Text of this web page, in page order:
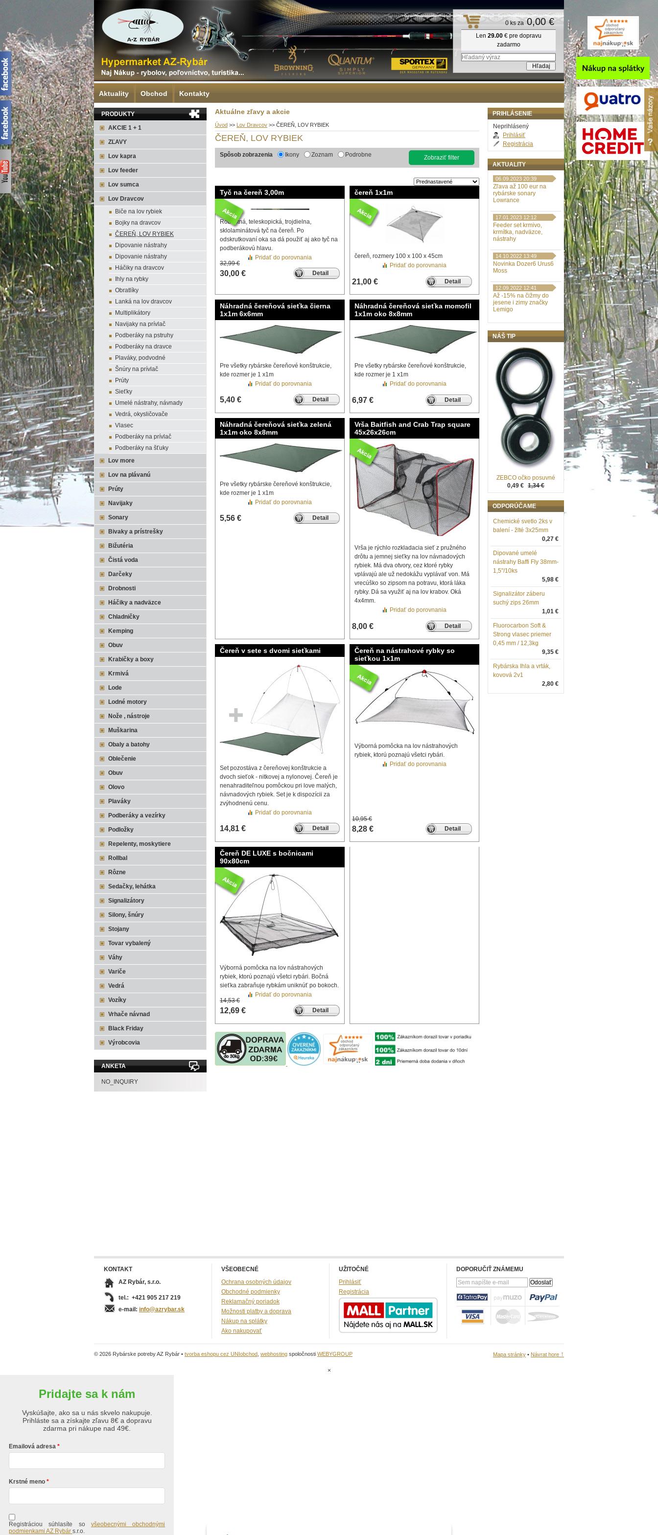
Aktuálne zľavy a akcie
Úvod >> Lov Dravcov >> ČEREŇ, LOV RYBIEK
ČEREŇ, LOV RYBIEK
Spôsob zobrazenia Ikony Zoznam Podrobne Zobraziť filter
Tyč na čereň 3,00m
Robustná, teleskopická, trojdielna,
sklolaminátová tyč na čereň. Po
odskrutkovaní oka sa dá použiť aj ako tyč na
podberákovú hlavu.
32,99 €
30,00 € Detail
Pridať do porovnania
čereň 1x1m
čereň, rozmery 100 x 100 x 45cm
21,00 € Detail
Pridať do porovnania
Náhradná čereňová sieťka čierna
1x1m 6x6mm
Pre všetky rybárske čereňové konštrukcie,
kde rozmer je 1 x1m
5,40 € Detail
Pridať do porovnania
Náhradná čereňová sieťka momofil
1x1m oko 8x8mm
Pre všetky rybárske čereňové konštrukcie,
kde rozmer je 1 x1m
6,97 € Detail
Pridať do porovnania
Náhradná čereňová sieťka zelená
1x1m oko 8x8mm
Pre všetky rybárske čereňové konštrukcie,
kde rozmer je 1 x1m
5,56 € Detail
Pridať do porovnania
Vrša Baitfish and Crab Trap square
45x26x26cm
Vrša je rýchlo rozkladacia sieť z pružného
drôtu a jemnej sieťky na lov návnadových
rybiek. Má dva otvory, cez ktoré rybky
vplávajú ale už nedokážu vyplávať von. Má
vrecúško so zipsom na potravu, ktorá láka
rybky. Dá sa využiť aj na lov krabov. Oká
4x4mm.
8,00 € Detail
Pridať do porovnania
Čereň v sete s dvomi sieťkami
Set pozostáva z čereňovej konštrukcie a
dvoch sieťok - nitkovej a nylonovej. Čereň je
nenahraditeľnou pomôckou pri love malých,
návnadových rybiek. Set je k dispozícii za
zvýhodnenú cenu.
14,81 € Detail
Pridať do porovnania
Čereň na nástrahové rybky so
sieťkou 1x1m
Výborná pomôcka na lov nástrahových
rybiek, ktorú poznajú všetci rybári.
10,95 €
8,28 € Detail
Pridať do porovnania
Čereň DE LUXE s bočnicami
90x80cm
Výborná pomôcka na lov nástrahových
rybiek, ktorú poznajú všetci rybári. Bočná
sieťka zabraňuje rybkám uniknúť po bokoch.
14,53 €
12,69 € Detail
Pridať do porovnania
PRODUKTY
AKCIE 1 + 1
ZĽAVY
Lov kapra
Lov feeder
Lov sumca
Lov Dravcov
Biče na lov rybiek
Bojky na dravcov
ČEREŇ, LOV RYBIEK
Dipovanie nástrahy
Dipovanie nástrahy
Háčiky na dravcov
Ihly na rybky
Obratlíky
Lanká na lov dravcov
Multiplikátory
Navijaky na prívlač
Podberáky na pstruhy
Podberáky na dravce
Plaváky, podvodné
Šnúry na prívlač
Prúty
Sieťky
Umelé nástrahy, návnady
Vedrá, okysličovače
Vlasec
Podberáky na prívlač
Podberáky na šťuky
Lov more
Lov na plávanú
Prúty
Navijaky
Sonary
Bivaky a prístrešky
Bižutéria
Čistá voda
Darčeky
Drobnosti
Háčiky a nadväzce
Chladničky
Kemping
Obuv
Krabičky a boxy
Krmivá
Lode
Lodné motory
Nože , nástroje
Muškarina
Obaly a batohy
Oblečenie
Obuv
Olovo
Plaváky
Podberáky a vezírky
Podložky
Repelenty, moskytiere
Rollbal
Rôzne
Sedačky, lehátka
Signalizátory
Silony, šnúry
Stojany
Tovar vybalený
Váhy
Variče
Vedrá
Vozíky
Vrhače návnad
Black Friday
Výrobcovia
ANKETA
NO_INQUIRY
PRIHLÁSENIE
Neprihlásený
Prihlásiť
Registrácia
AKTUALITY
06.09.2023 20:39
Zľava až 100 eur na
rybárske sonary
Lowrance
17.01.2023 12:12
Feeder set krmivo,
krmítka, nadväzce,
nástrahy
14.10.2022 13:49
Novinka Dozer6 Urus6
Moss
12.09.2022 12:41
Až -15% na čižmy do
jesene i zimy značky
Lemigo
NÁŠ TIP
ZEBCO očko posuvné
0,49 € 1,34 €
ODPORÚČAME
Chemické svetlo 2ks v
balení - žlté 3x25mm
0,27 €
Dipované umelé
nástrahy Baffi Fly 38mm-
1,5"/10ks
5,98 €
Signalizátor záberu
suchý zips 26mm
1,01 €
Fluorocarbon Soft &
Strong vlasec priemer
0,45 mm / 12,3kg
9,35 €
Rybárska Ihla a vrták,
kovová 2v1
2,80 €
KONTAKT
AZ Rybár, s.r.o.
tel.: +421 905 217 219
e-mail: info@azrybar.sk
VŠEOBECNÉ
Ochrana osobných údajov
Obchodné podmienky
Reklamačný poriadok
Možnosti platby a doprava
Nákup na splátky
Ako nakupovať
UŽITOČNÉ
Prihlásiť
Registrácia
DOPORUČIŤ ZNÁMEMU
© 2026 Rybárske potreby AZ Rybár • tvorba eshopu cez UNIobchod webhosting spoločnosti WEBYGROUP Mapa stránky • Návrat hore ↑
Aktuality Obchod Kontakty
0 ks za 0,00 €
Len 29.00€ pre dopravu
zadarmo
×
Pridajte sa k nám
Vyskúšajte, ako sa u nás skvelo nakupuje.
Prihláste sa a získajte zľavu 8€ a dopravu
zdarma pri nákupe nad 49€.
Emailová adresa
Krstné meno
Registráciou súhlasíte so všeobecnými obchodnými
podmienkami AZ Rybár s.r.o.